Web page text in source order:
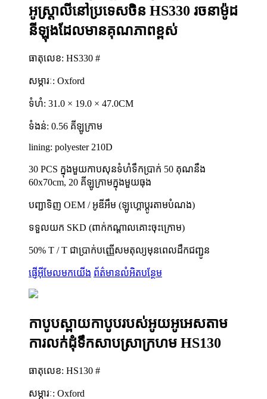
អូស្រ្តាលីនៅប្រទេសចិន HS330 រចនាម៉ូដ
នីឡុងដែលមានគុណភាពខ្ពស់
ធាតុលេខ: HS330 #
សម្ភារៈ: Oxford
ទំហំ: 31.0 × 19.0 × 47.0CM
ទំងន់: 0.56 គីឡូក្រាម
lining: polyester 210D
30 PCS ក្នុងមួយកាបសុនទំហំទឹកប្រាក់ 50 គុណនឹង
60x70cm, 20 គីឡូក្រាមក្នុងមួយធុង
បញ្ជាទិញ OEM / អូឌីអឹម (ឡូហ្គោប្តូរតាមបំណង)
ទទួលយក SKD (ពាក់កណ្តាលគោះចុះក្រោម)
50% T / T ជាប្រាក់បញ្ញើសមតុល្យមុនពេលដឹកជញ្ជូន
ផ្ញើអ៊ីមែលមកយើង ព័ត៌មានលំអិតបន្ថែម
កាបូបស្ពាយកាបូបរបស់អូយអូអេសតាម
ការលក់ដុំទឹកសាបស្រាក្រហម HS130
ធាតុលេខ: HS130 #
សម្ភារៈ: Oxford